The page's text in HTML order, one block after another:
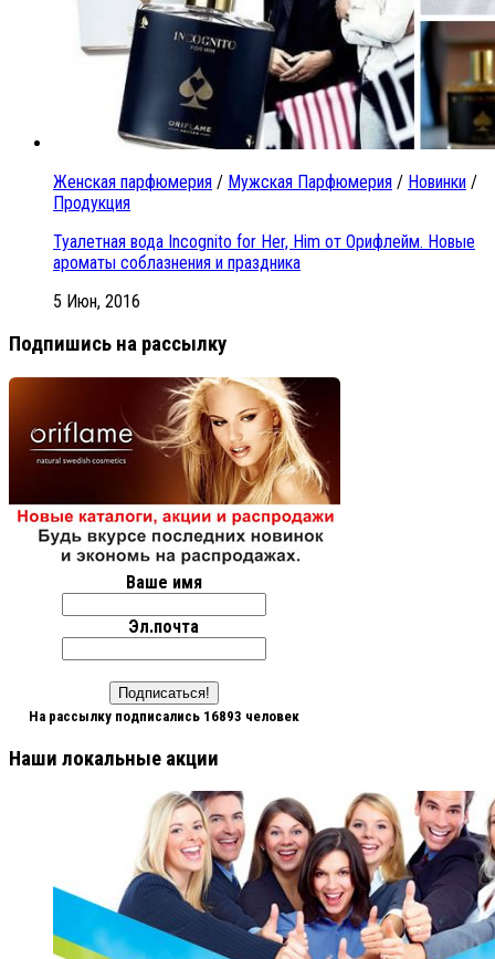
Женская парфюмерия / Мужская Парфюмерия / Новинки /
Продукция
Туалетная вода Incognito for Her, Him от Орифлейм. Новые
ароматы соблазнения и праздника
5 Июн, 2016
Подпишись на рассылку
Ваше имя
Эл.почта
На рассылку подписались 16893 человек
Наши локальные акции